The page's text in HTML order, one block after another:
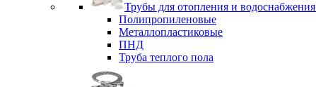
Трубы для отопления и водоснабжения
Полипропиленовые
Металлопластиковые
ПНД
Труба теплого пола